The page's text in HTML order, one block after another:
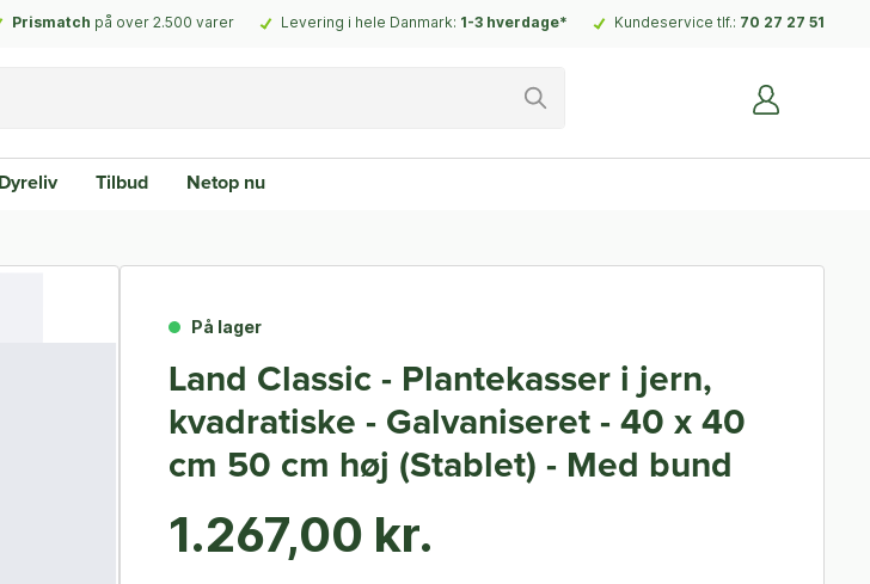
Prismatch på over 2.500 varer Levering i hele Danmark: 1-3 hverdage* Kundeservice tlf.: 70 27 27 51
Dyreliv Tilbud Netop nu
På lager
Land Classic - Plantekasser i jern,
kvadratiske - Galvaniseret - 40 x 40
cm 50 cm høj (Stablet) - Med bund
1.267,00 kr.